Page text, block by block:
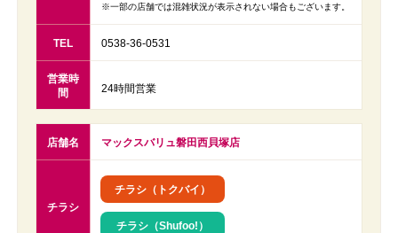
※一部の店舗では混雑状況が表示されない場合もございます。
TEL 0538-36-0531
営業時
間
24時間営業
店舗名 マックスバリュ磐田西貝塚店
チラシ
チラシ（トクバイ）
チラシ（Shufoo!）